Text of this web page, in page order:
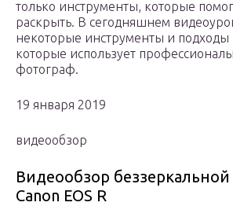
только инструменты, которые
раскрыть. В сегодняшнем
некоторые инструменты и подходы
которые использует
фотограф.
19 января 2019
видеообзор
Видеообзор
Canon EOS R